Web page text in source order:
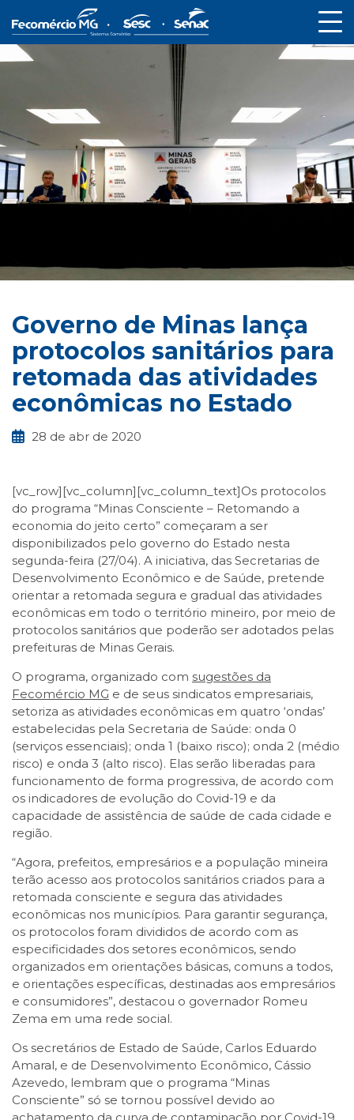
Governo de Minas lança
protocolos sanitários para
retomada das atividades
econômicas no Estado
28 de abr de 2020
[vc_row][vc_column][vc_column_text]Os protocolos
do programa “Minas Consciente – Retomando a
economia do jeito certo” começaram a ser
disponibilizados pelo governo do Estado nesta
segunda-feira (27/04). A iniciativa, das Secretarias de
Desenvolvimento Econômico e de Saúde, pretende
orientar a retomada segura e gradual das atividades
econômicas em todo o território mineiro, por meio de
protocolos sanitários que poderão ser adotados pelas
prefeituras de Minas Gerais.
O programa, organizado com sugestões da
Fecomércio MG e de seus sindicatos empresariais,
setoriza as atividades econômicas em quatro ‘ondas’
estabelecidas pela Secretaria de Saúde: onda 0
(serviços essenciais); onda 1 (baixo risco); onda 2 (médio
risco) e onda 3 (alto risco). Elas serão liberadas para
funcionamento de forma progressiva, de acordo com
os indicadores de evolução do Covid-19 e da
capacidade de assistência de saúde de cada cidade e
região.
“Agora, prefeitos, empresários e a população mineira
terão acesso aos protocolos sanitários criados para a
retomada consciente e segura das atividades
econômicas nos municípios. Para garantir segurança,
os protocolos foram divididos de acordo com as
especificidades dos setores econômicos, sendo
organizados em orientações básicas, comuns a todos,
e orientações específicas, destinadas aos empresários
e consumidores”, destacou o governador Romeu
Zema em uma rede social.
Os secretários de Estado de Saúde, Carlos Eduardo
Amaral, e de Desenvolvimento Econômico, Cássio
Azevedo, lembram que o programa “Minas
Consciente” só se tornou possível devido ao